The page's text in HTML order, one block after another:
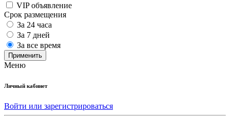
VIP объявление
Срок размещения
За 24 часа
За 7 дней
За все время
Применить
Меню
Личный кабинет
Войти или зарегистрироваться